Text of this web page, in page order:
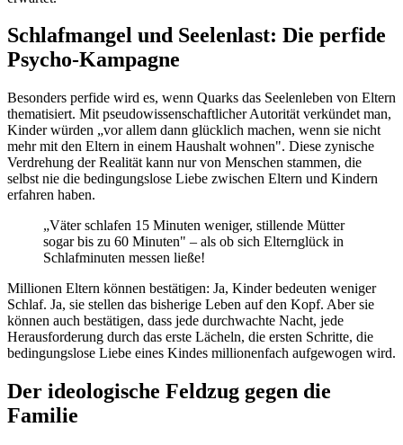
Schlafmangel und Seelenlast: Die perfide
Psycho-Kampagne
Besonders perfide wird es, wenn Quarks das Seelenleben von Eltern
thematisiert. Mit pseudowissenschaftlicher Autorität verkündet man,
Kinder würden „vor allem dann glücklich machen, wenn sie nicht
mehr mit den Eltern in einem Haushalt wohnen". Diese zynische
Verdrehung der Realität kann nur von Menschen stammen, die
selbst nie die bedingungslose Liebe zwischen Eltern und Kindern
erfahren haben.
„Väter schlafen 15 Minuten weniger, stillende Mütter
sogar bis zu 60 Minuten" – als ob sich Elternglück in
Schlafminuten messen ließe!
Millionen Eltern können bestätigen: Ja, Kinder bedeuten weniger
Schlaf. Ja, sie stellen das bisherige Leben auf den Kopf. Aber sie
können auch bestätigen, dass jede durchwachte Nacht, jede
Herausforderung durch das erste Lächeln, die ersten Schritte, die
bedingungslose Liebe eines Kindes millionenfach aufgewogen wird.
Der ideologische Feldzug gegen die
Familie